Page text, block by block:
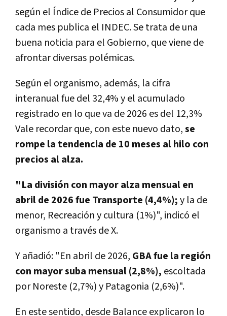
según el Índice de Precios al Consumidor que
cada mes publica el INDEC. Se trata de una
buena noticia para el Gobierno, que viene de
afrontar diversas polémicas.
Según el organismo, además, la cifra
interanual fue del 32,4% y el acumulado
registrado en lo que va de 2026 es del 12,3%
Vale recordar que, con este nuevo dato,se
rompe la tendencia de 10 meses al hilo con
precios al alza.
"La división con mayor alza mensual en
abril de 2026 fue Transporte (4,4%);y la de
menor, Recreación y cultura (1%)", indicó el
organismo a través de X.
Y añadió: "En abril de 2026, GBA fue la región
con mayor suba mensual (2,8%), escoltada
por Noreste (2,7%) y Patagonia (2,6%)".
En este sentido, desde Balance explicaron lo